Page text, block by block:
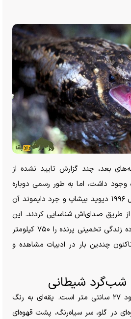
بعد، چند گزارش تایید نشده از
داشت، اما به طور رسمی دوباره
ظاهر نشد تا اینکه در سال ۱۹۹۶ دیوید بیشاپ و جرد دایموند آن
از طریق صدای‌اش شناسایی کردند. این
کشف مجدد پرنده محدوده زندگی تخمینی پرنده را ۷۵۰ کیلومتر
چندین بار در ادبیات مشاهده و
شب‌گرد شیطانی
طول شبگرد شیطانی حدود ۲۷ سانتی متر است. یقه‌ای به رنگ
در گلو، سر سیاه‌رنگ، پشت قهوه‌ای